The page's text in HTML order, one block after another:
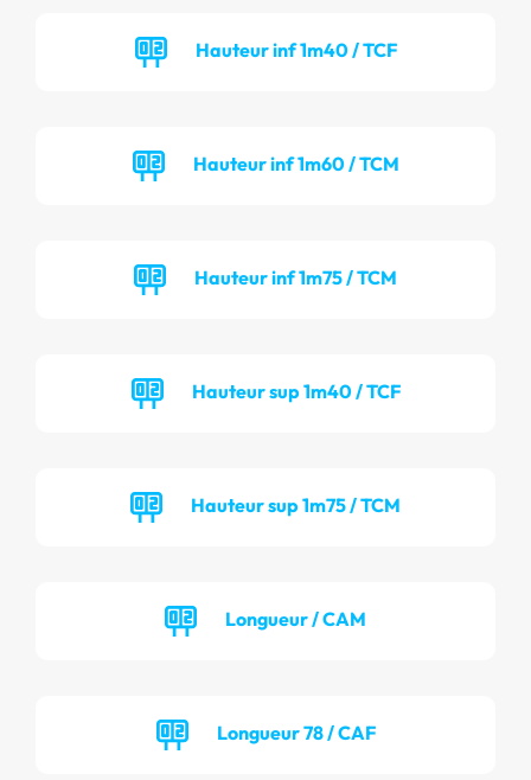
Hauteur inf 1m40 / TCF
Hauteur inf 1m60 / TCM
Hauteur inf 1m75 / TCM
Hauteur sup 1m40 / TCF
Hauteur sup 1m75 / TCM
Longueur / CAM
Longueur 78 / CAF